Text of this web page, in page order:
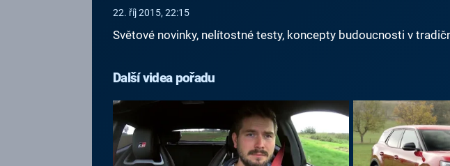
22. říj 2015, 22:15
Světové novinky, nelítostné testy, koncepty budoucnosti v
Další videa pořadu